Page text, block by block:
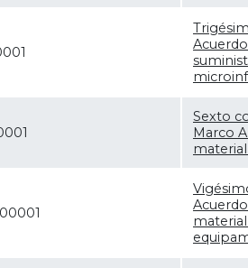
Sexto
Marco